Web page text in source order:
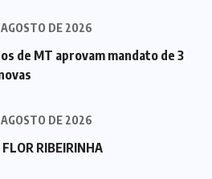
DE 2026
de MT aprovam mandato de 3
DE 2026
FLOR RIBEIRINHA